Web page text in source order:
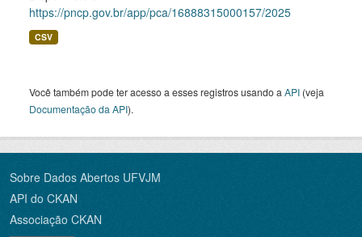
https://pncp.gov.br/app/pca/16888315000157/2025
CSV
Você também pode ter acesso a esses registros usando a API (veja
Documentação da API).
Sobre Dados Abertos UFVJM
API do CKAN
Associação CKAN